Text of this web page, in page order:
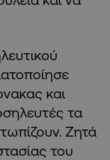
και
τα
Ζητά
του